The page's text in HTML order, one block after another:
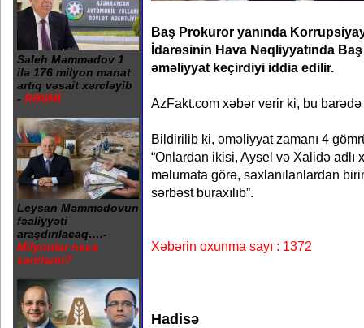
Saleh Məmmədov 1
ilə 176 milyon manat
artıq vəsait xərcləyib
- RƏSMİ
Leysan Məmmədovun
fəaliyyəti
araşdırılacaq….-
Milyonlar necə
xərclənir?
Baş Prokuror yanında
İdarəsinin Hava Nəqliyyatında
əməliyyat keçirdiyi iddia edilir.
AzFakt.com xəbər verir ki, bu barədə
Bildirilib ki, əməliyyat zamanı 4
“Onlardan ikisi, Aysel və Xalidə adlı
məlumata görə, saxlanılanlardan
sərbəst buraxılıb”.
Xəbərin oxunma sayı : 1372
Hadisə